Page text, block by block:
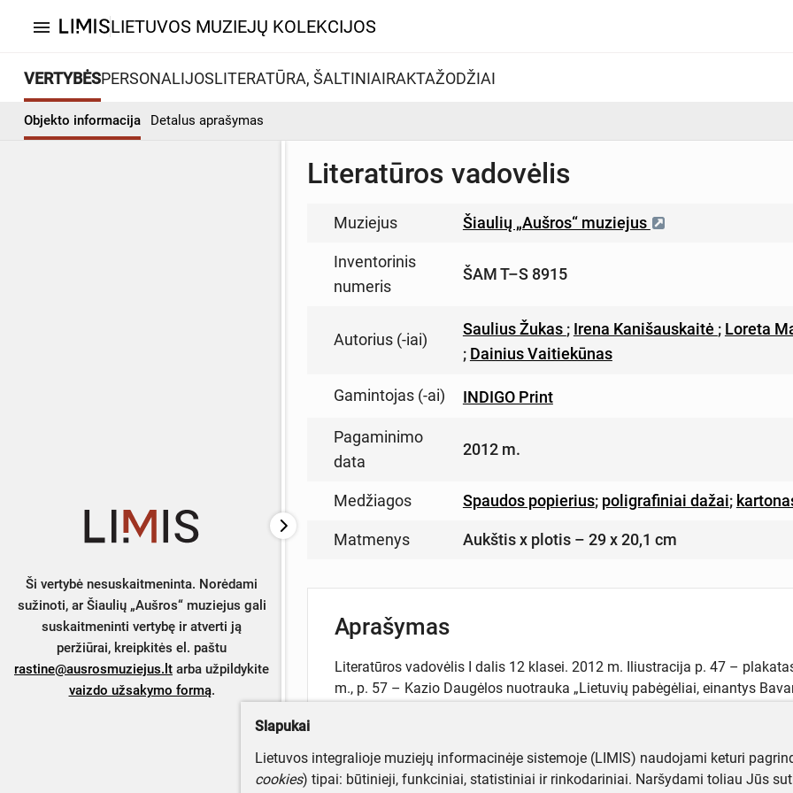
menu LIETUVOS MUZIEJŲ KOLEKCIJOS
VERTYBĖSPERSONALIJOSLITERATŪRA, ŠALTINIAIRAKTAŽODŽIAI
Objekto informacija Detalus aprašymas
Ši vertybė nesuskaitmeninta. Norėdami
sužinoti, ar Šiaulių „Aušros“ muziejus gali
suskaitmeninti vertybę ir atverti ją
peržiūrai, kreipkitės el. paštu
rastine@ausrosmuziejus.lt arba užpildykite
vaizdo užsakymo formą.
Literatūros vadovėlis
Muziejus Šiaulių „Aušros“ muziejus
Inventorinis
numeris
ŠAM T–S 8915
Autorius (-iai)
Saulius Žukas ; Irena Kanišauskaitė ; Loreta
; Dainius Vaitiekūnas
Gamintojas (-ai) INDIGO Print
Pagaminimo
data
2012 m.
Medžiagos Spaudos popierius; poligrafiniai dažai;
Matmenys Aukštis x plotis – 29 x 20,1 cm
Aprašymas
Literatūros vadovėlis I dalis 12 klasei. 2012 m. Iliustracija p. 47 –
m., p. 57 – Kazio Daugėlos nuotrauka „Lietuvių pabėgėliai, einantys
Slapukai
Lietuvos integralioje muziejų informacinėje sistemoje (LIMIS) naudojami keturi
cookies) tipai: būtinieji, funkciniai, statistiniai ir rinkodariniai. Naršydami toliau Jūs